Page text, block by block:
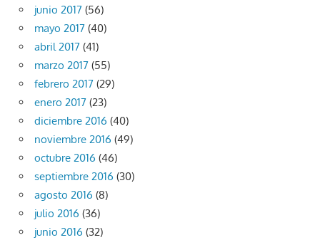
junio 2017 (56)
mayo 2017 (40)
abril 2017 (41)
marzo 2017 (55)
febrero 2017 (29)
enero 2017 (23)
diciembre 2016 (40)
noviembre 2016 (49)
octubre 2016 (46)
septiembre 2016 (30)
agosto 2016 (8)
julio 2016 (36)
junio 2016 (32)